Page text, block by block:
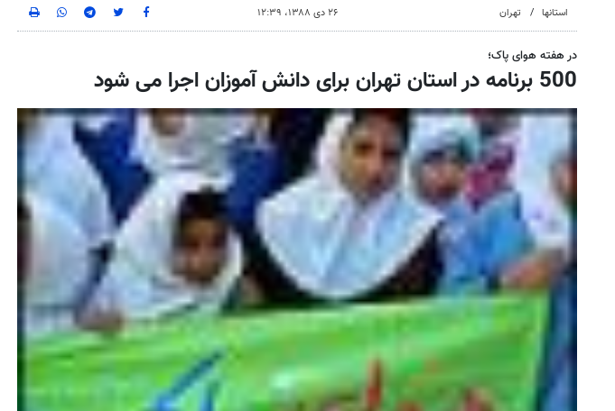
استانها تهران ۲۶ دی ۱۳۸۸، ۱۲:۳۹
در هفته هوای پاک؛
500 برنامه در استان تهران برای دانش آموزان اجرا می شود